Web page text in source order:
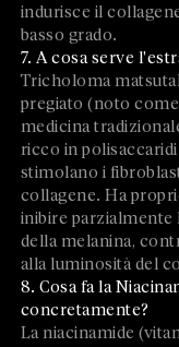
indurisce il
basso grado.
7. A cosa serve
Tricholoma
pregiato (noto
medicina
ricco in
stimolano i
collagene. Ha
inibire parzialmente
della melanina,
alla luminosità del
8. Cosa fa la
concretamente?
La niacinamide